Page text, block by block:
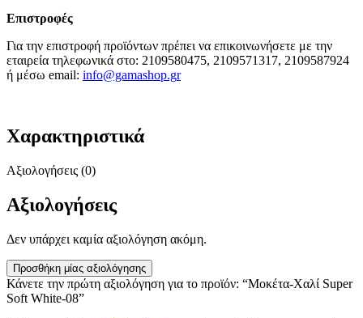
Επιστροφές
Για την επιστροφή προϊόντων πρέπει να επικοινωνήσετε με την
εταιρεία τηλεφωνικά στο: 2109580475, 2109571317, 2109587924
ή μέσω email: info@gamashop.gr
Χαρακτηριστικά
Αξιολογήσεις (0)
Αξιολογήσεις
Δεν υπάρχει καμία αξιολόγηση ακόμη.
Προσθήκη μίας αξιολόγησης
Κάνετε την πρώτη αξιολόγηση για το προϊόν: “Μοκέτα-Χαλί Super
Soft White-08”